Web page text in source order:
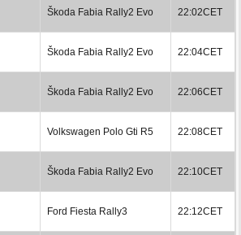
Škoda Fabia Rally2 Evo 22:02CET
Škoda Fabia Rally2 Evo 22:04CET
Škoda Fabia Rally2 Evo 22:06CET
Volkswagen Polo Gti R5 22:08CET
Škoda Fabia Rally2 Evo 22:10CET
Ford Fiesta Rally3 22:12CET